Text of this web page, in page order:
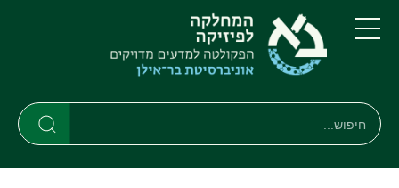
דילוג
לתוכן
העיקרי
דילוג
לתפריט
ניווט
ראשי
תפריט
חיפוש
חיפוש